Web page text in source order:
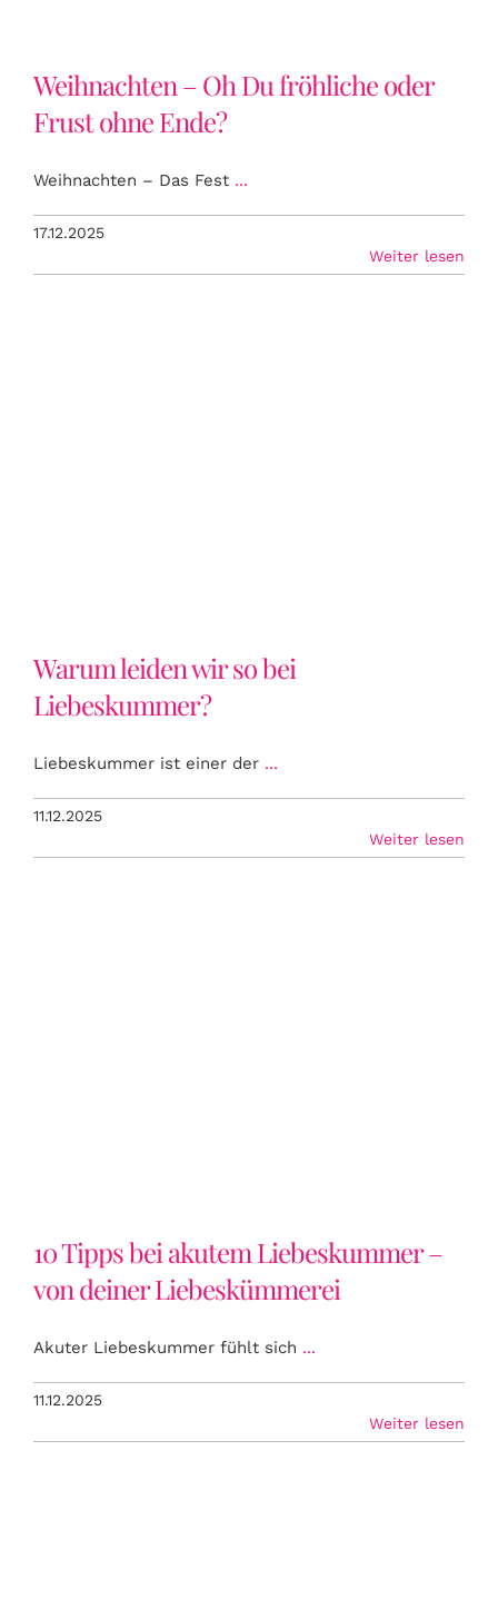
Weihnachten – Oh Du fröhliche oder
Frust ohne Ende?
Weihnachten – Das Fest ...
17.12.2025
Weiter lesen
Warum leiden wir so bei
Liebeskummer?
Liebeskummer ist einer der ...
11.12.2025
Weiter lesen
10 Tipps bei akutem Liebeskummer –
von deiner Liebeskümmerei
Akuter Liebeskummer fühlt sich ...
11.12.2025
Weiter lesen